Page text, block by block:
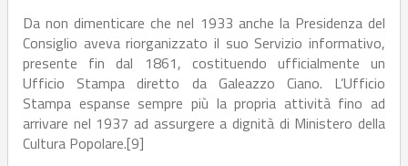
Da non dimenticare che nel 1933 anche la Presidenza del
Consiglio aveva riorganizzato il suo Servizio informativo,
presente fin dal 1861, costituendo ufficialmente un
Ufficio Stampa diretto da Galeazzo Ciano. L’Ufficio
Stampa espanse sempre più la propria attività fino ad
arrivare nel 1937 ad assurgere a dignità di Ministero della
Cultura Popolare.[9]